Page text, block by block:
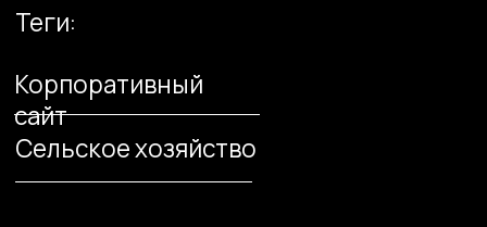
дистрибьютора кормовых добавок,
мы создали комплексный
корпоративный сайт, который
поддерживает её миссию в сельском
хозяйстве. В проекте предусмотрены